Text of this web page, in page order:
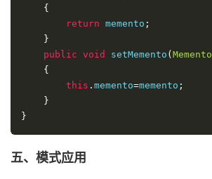
public void setTelNo
{
this.telNo=telNo;
}
{
return memento ;
}
public void setMemento (Memento
{
this . memento=memento ;
}
}
五、模式应用